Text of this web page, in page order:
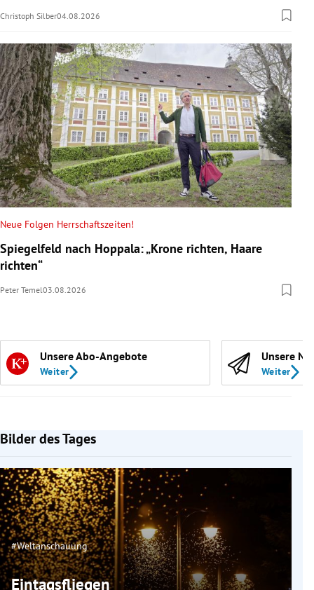
Christoph Silber04.08.2026
Neue Folgen Herrschaftszeiten!
Spiegelfeld nach Hoppala: „Krone richten, Haare
richten“
Peter Temel03.08.2026
Unsere Abo-Angebote
Weiter
Unsere
Weiter
Bilder des Tages
#Weltanschauung
Eintagsfliegen